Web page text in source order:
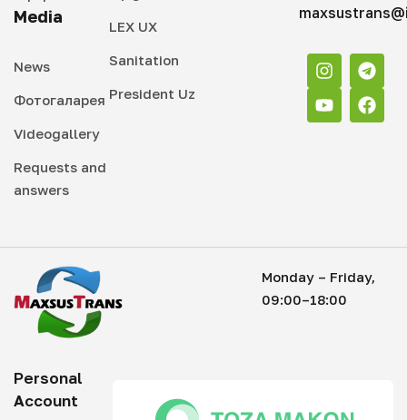
Media
News
Фотогаларея
Videogallery
Requests and
answers
LEX UX
Sanitation
President Uz
Monday – Friday,
09:00–18:00
Personal
Account